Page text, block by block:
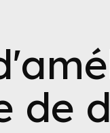
de